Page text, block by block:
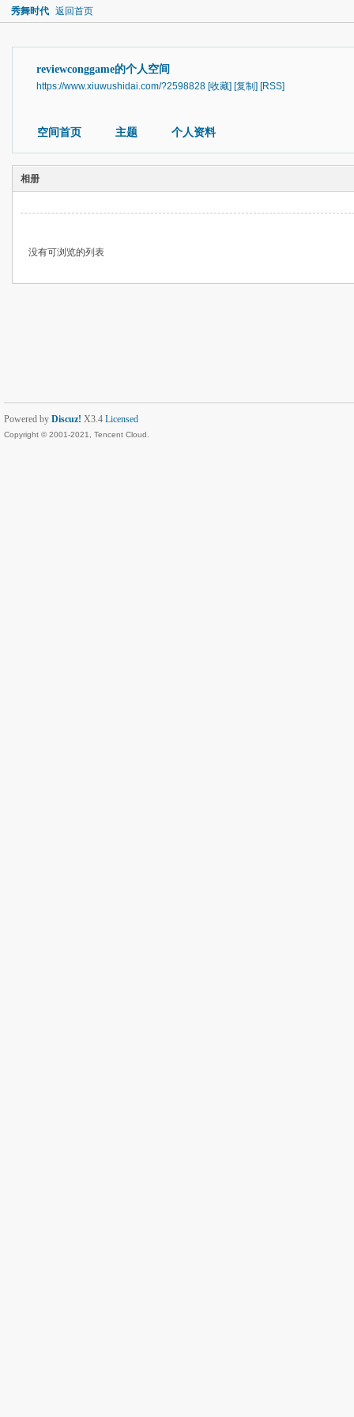
秀舞时代 返回首页
reviewconggame的个人空间
https://www.xiuwushidai.com/?2598828 [收藏] [复制] [RSS]
空间首页 主题 个人资料
相册
没有可浏览的列表
Powered by Discuz! X3.4 Licensed
Copyright © 2001-2021, Tencent Cloud.